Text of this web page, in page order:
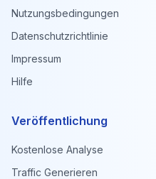
Nutzungsbedingungen
Datenschutzrichtlinie
Impressum
Hilfe
Veröffentlichung
Kostenlose Analyse
Traffic Generieren